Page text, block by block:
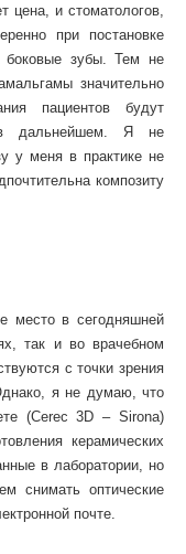
цена, и стоматологов,
при постановке
боковые зубы. Тем не
значительно
пациентов будут
в дальнейшем. Я не
у меня в практике не
композиту
место в сегодняшней
так и во врачебном
с точки зрения
я не думаю, что
(Cerec 3D – Sirona)
керамических
в лаборатории, но
снимать оптические
почте.